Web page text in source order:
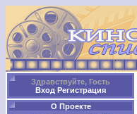
Здравствуйте, Гость
Вход Регистрация
О Проекте